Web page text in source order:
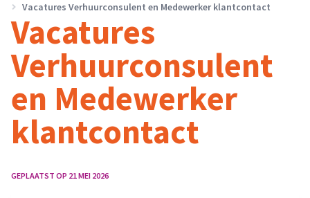
Vacatures Verhuurconsulent en Medewerker klantcontact
Vacatures
Verhuurconsulent
en Medewerker
klantcontact
GEPLAATST OP 21 MEI 2026